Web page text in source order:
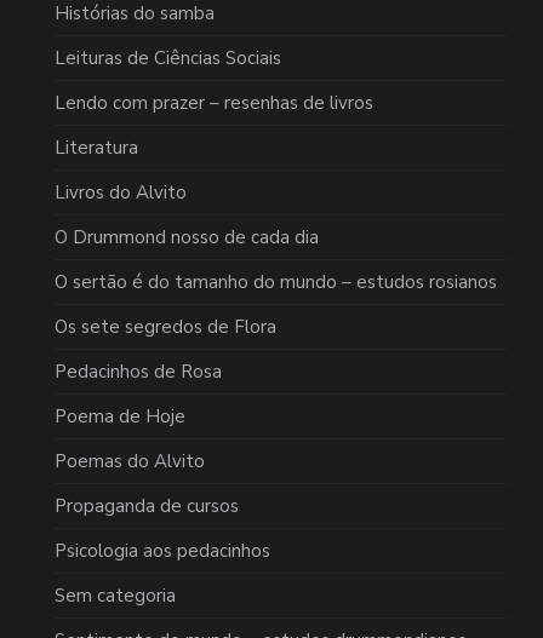
Histórias do samba
Leituras de Ciências Sociais
Lendo com prazer – resenhas de livros
Literatura
Livros do Alvito
O Drummond nosso de cada dia
O sertão é do tamanho do mundo – estudos rosianos
Os sete segredos de Flora
Pedacinhos de Rosa
Poema de Hoje
Poemas do Alvito
Propaganda de cursos
Psicologia aos pedacinhos
Sem categoria